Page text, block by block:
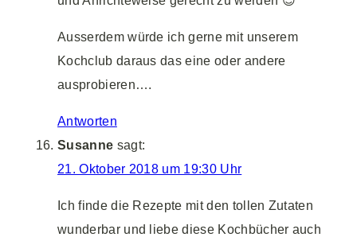
Ausserdem würde ich gerne mit unserem
Kochclub daraus das eine oder andere
ausprobieren….
Antworten
Susanne sagt:
21. Oktober 2018 um 19:30 Uhr
Ich finde die Rezepte mit den tollen Zutaten
wunderbar und liebe diese Kochbücher auch